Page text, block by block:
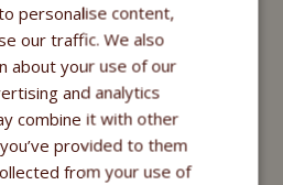
personalise content,
our traffic. We also
about your use of our
and analytics
combine it with other
provided to them
from your use of